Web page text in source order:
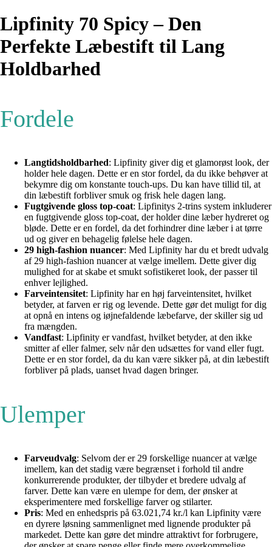
Lipfinity 70 Spicy – Den
Perfekte Læbestift til Lang
Holdbarhed
Fordele
Langtidsholdbarhed: Lipfinity giver dig et glamorøst look, der
holder hele dagen. Dette er en stor fordel, da du ikke behøver at
bekymre dig om konstante touch-ups. Du kan have tillid til, at
din læbestift forbliver smuk og frisk hele dagen lang.
Fugtgivende gloss top-coat: Lipfinitys 2-trins system inkluderer
en fugtgivende gloss top-coat, der holder dine læber hydreret og
bløde. Dette er en fordel, da det forhindrer dine læber i at tørre
ud og giver en behagelig følelse hele dagen.
29 high-fashion nuancer: Med Lipfinity har du et bredt udvalg
af 29 high-fashion nuancer at vælge imellem. Dette giver dig
mulighed for at skabe et smukt sofistikeret look, der passer til
enhver lejlighed.
Farveintensitet: Lipfinity har en høj farveintensitet, hvilket
betyder, at farven er rig og levende. Dette gør det muligt for dig
at opnå en intens og iøjnefaldende læbefarve, der skiller sig ud
fra mængden.
Vandfast: Lipfinity er vandfast, hvilket betyder, at den ikke
smitter af eller falmer, selv når den udsættes for vand eller fugt.
Dette er en stor fordel, da du kan være sikker på, at din læbestift
forbliver på plads, uanset hvad dagen bringer.
Ulemper
Farveudvalg: Selvom der er 29 forskellige nuancer at vælge
imellem, kan det stadig være begrænset i forhold til andre
konkurrerende produkter, der tilbyder et bredere udvalg af
farver. Dette kan være en ulempe for dem, der ønsker at
eksperimentere med forskellige farver og stilarter.
Pris: Med en enhedspris på 63.021,74 kr./l kan Lipfinity være
en dyrere løsning sammenlignet med lignende produkter på
markedet. Dette kan gøre det mindre attraktivt for forbrugere,